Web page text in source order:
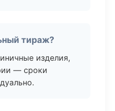
тираж?
изделия,
— сроки